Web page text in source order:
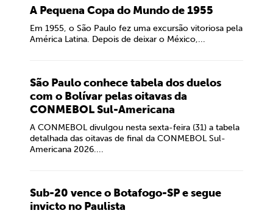
A Pequena Copa do Mundo de 1955
Em 1955, o São Paulo fez uma excursão vitoriosa pela
América Latina. Depois de deixar o México,...
São Paulo conhece tabela dos duelos
com o Bolívar pelas oitavas da
CONMEBOL Sul-Americana
A CONMEBOL divulgou nesta sexta-feira (31) a tabela
detalhada das oitavas de final da CONMEBOL Sul-
Americana 2026....
Sub-20 vence o Botafogo-SP e segue
invicto no Paulista